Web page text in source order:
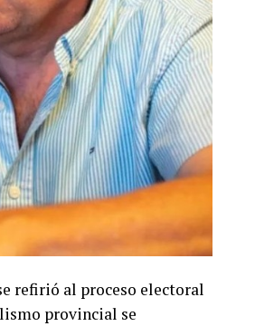
refirió al proceso electoral
provincial se